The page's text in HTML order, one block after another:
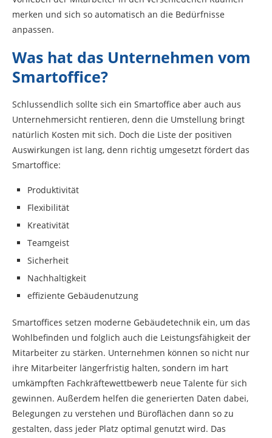
merken und sich so automatisch an die Bedürfnisse
anpassen.
Was hat das Unternehmen vom
Smartoffice?
Schlussendlich sollte sich ein Smartoffice aber auch aus
Unternehmersicht rentieren, denn die Umstellung bringt
natürlich Kosten mit sich. Doch die Liste der positiven
Auswirkungen ist lang, denn richtig umgesetzt fördert das
Smartoffice:
Produktivität
Flexibilität
Kreativität
Teamgeist
Sicherheit
Nachhaltigkeit
effiziente Gebäudenutzung
Smartoffices setzen moderne Gebäudetechnik ein, um das
Wohlbefinden und folglich auch die Leistungsfähigkeit der
Mitarbeiter zu stärken. Unternehmen können so nicht nur
ihre Mitarbeiter längerfristig halten, sondern im hart
umkämpften Fachkräftewettbewerb neue Talente für sich
gewinnen. Außerdem helfen die generierten Daten dabei,
Belegungen zu verstehen und Büroflächen dann so zu
gestalten, dass jeder Platz optimal genutzt wird. Das